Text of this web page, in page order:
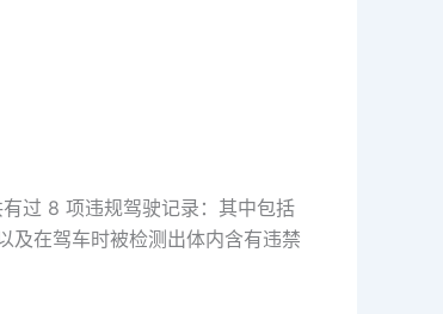
过 8 项违规驾驶记录：其中包括
及在驾车时被检测出体内含有违禁